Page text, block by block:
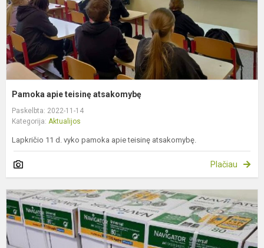
Pamoka apie teisinę atsakomybę
Paskelbta: 2022-11-14
Kategorija: Aktualijos
Lapkričio 11 d. vyko pamoka apie teisinę atsakomybę.
Plačiau